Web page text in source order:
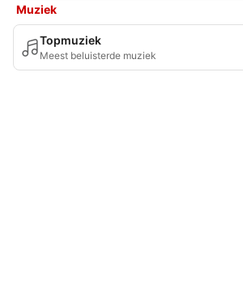
Muziek
Topmuziek
Meest beluisterde muziek